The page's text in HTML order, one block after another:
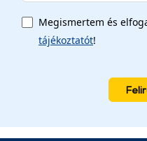
Megismertem és
tájékoztatót!